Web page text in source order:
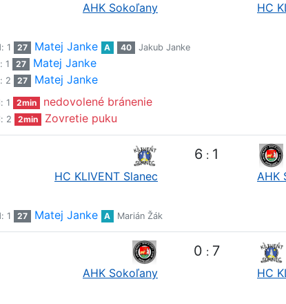
AHK Sokoľany HC
1 27 Matej Janke A 40
Jakub Janke
1 27 Matej Janke
2 27 Matej Janke
1 2min nedovolené bránenie
2 2min Zovretie puku
HC KLIVENT Slanec
6 : 1
AHK
1 27 Matej Janke A Marián Žák
AHK Sokoľany
0 : 7
HC